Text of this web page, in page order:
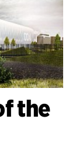
the